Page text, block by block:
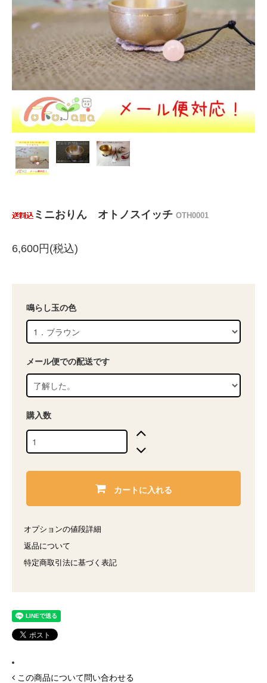
ミニおりん オトノスイッチ OTH0001
6,600円(税込)
鳴らし玉の色
メール便での配送です
購入数
カートに入れる
オプションの値段詳細
返品について
特定商取引法に基づく表記
この商品について問い合わせる